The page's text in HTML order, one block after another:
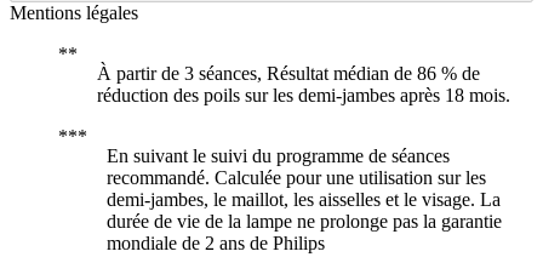
Mentions légales
À partir de 3 séances, Résultat médian de 86 % de
réduction des poils sur les demi-jambes après 18 mois.
En suivant le suivi du programme de séances
recommandé. Calculée pour une utilisation sur les
demi-jambes, le maillot, les aisselles et le visage. La
durée de vie de la lampe ne prolonge pas la garantie
mondiale de 2 ans de Philips